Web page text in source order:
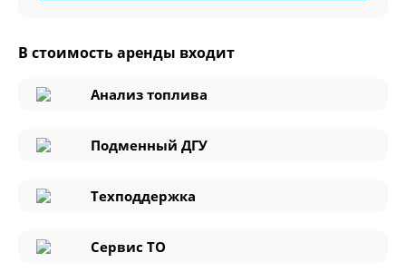
В стоимость аренды входит
Анализ топлива
Подменный ДГУ
Техподдержка
Сервис ТО